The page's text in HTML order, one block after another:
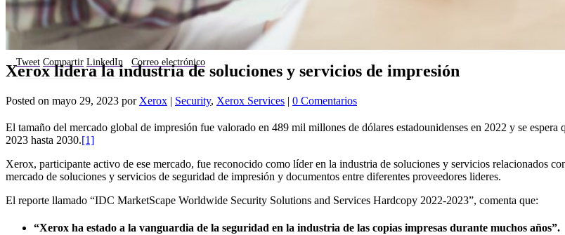
Tweet Compartir LinkedIn Correo electrónico
Xerox lidera la industria de soluciones y servicios de impresión
Posted on mayo 29, 2023 por Xerox | Security, Xerox Services | 0 Comentarios
El tamaño del mercado global de impresión fue valorado en 489 mil millones de dólares estadounidenses en 2022 y se
2023 hasta 2030.[1]
Xerox, participante activo de ese mercado, fue reconocido como líder en la industria de soluciones y servicios relacionados
mercado de soluciones y servicios de seguridad de impresión y documentos entre diferentes proveedores lideres.
El reporte llamado “IDC MarketScape Worldwide Security Solutions and Services Hardcopy 2022-2023”, comenta que:
“Xerox ha estado a la vanguardia de la seguridad en la industria de las copias impresas durante muchos años”.